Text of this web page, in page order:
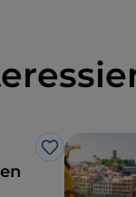
Like